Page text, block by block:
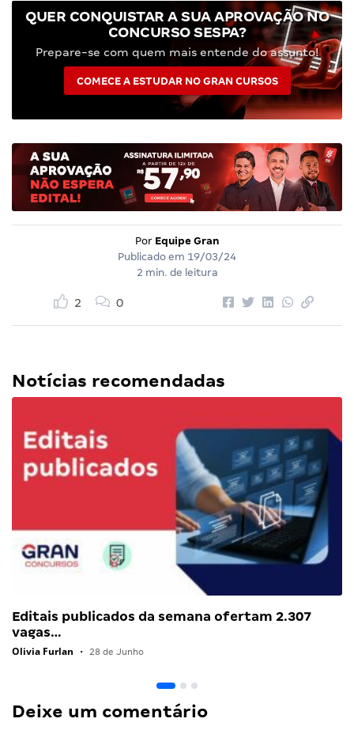
QUER CONQUISTAR A SUA APROVAÇÃO NO
CONCURSO SESPA?
Prepare-se com quem mais entende do assunto!
COMECE A ESTUDAR NO GRAN CURSOS
Por Equipe Gran
Publicado em 19/03/24
2 min. de leitura
2 0
Notícias recomendadas
Editais publicados da semana ofertam 2.307
vagas…
Olivia Furlan • 28 de Junho
Deixe um comentário